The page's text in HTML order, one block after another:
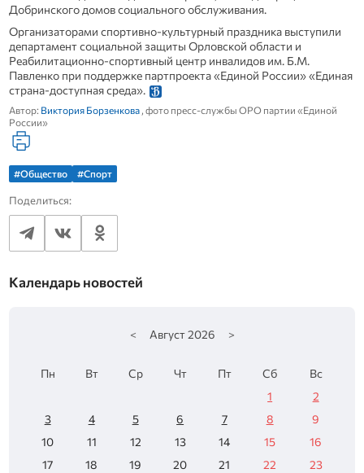
Добринского домов социального обслуживания.
Организаторами спортивно-культурный праздника выступили
департамент социальной защиты Орловской области и
Реабилитационно-спортивный центр инвалидов им. Б.М.
Павленко при поддержке партпроекта «Единой России» «Единая
страна-доступная среда».
Автор: Виктория Борзенкова, фото пресс-службы ОРО партии «Единой
России»
#Общество #Спорт
Поделиться:
Календарь новостей
< Август 2026 >
Пн Вт Ср Чт Пт Сб
Вс
1
2
3
4 5 6 7 8
9
10
11 12 13 14 15
16
17
18 19 20 21 22
23